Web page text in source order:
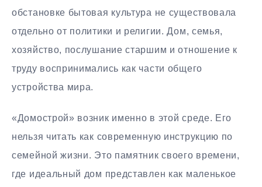
обстановке бытовая культура не существовала
отдельно от политики и религии. Дом, семья,
хозяйство, послушание старшим и отношение к
труду воспринимались как части общего
устройства мира.
«Домострой» возник именно в этой среде. Его
нельзя читать как современную инструкцию по
семейной жизни. Это памятник своего времени,
где идеальный дом представлен как маленькое